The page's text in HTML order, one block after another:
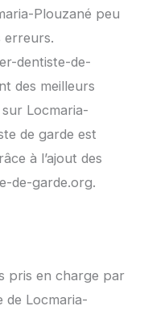
Plouzané peu
erreurs.
dentiste-de-
des meilleurs
Locmaria-
de garde est
à l’ajout des
de-garde.org.
pris en charge par
de Locmaria-